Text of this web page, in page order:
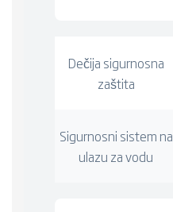
Dečija sigurnosna
zaštita
Sigurnosni sistem na
ulazu za vodu